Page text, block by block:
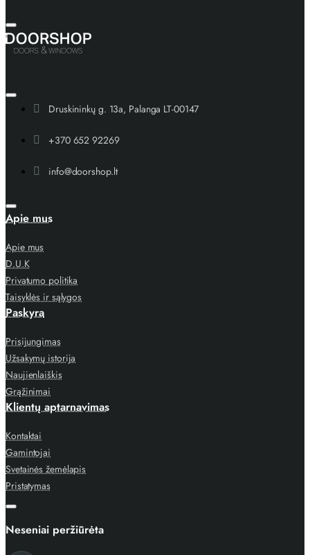
Druskininkų g. 13a, Palanga LT-00147
+370 652 92269
info@doorshop.lt
Apie mus
Apie mus
D.U.K
Privatumo politika
Taisyklės ir sąlygos
Paskyra
Prisijungimas
Užsakymų istorija
Naujienlaiškis
Grąžinimai
Klientų aptarnavimas
Kontaktai
Gamintojai
Svetainės žemėlapis
Pristatymas
Neseniai peržiūrėta